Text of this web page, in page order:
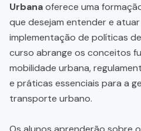
Urbanaoferece uma
que desejam entender e
implementação de políticas
curso abrange os conceitos
mobilidade urbana,
e práticas essenciais para a
transporte urbano.